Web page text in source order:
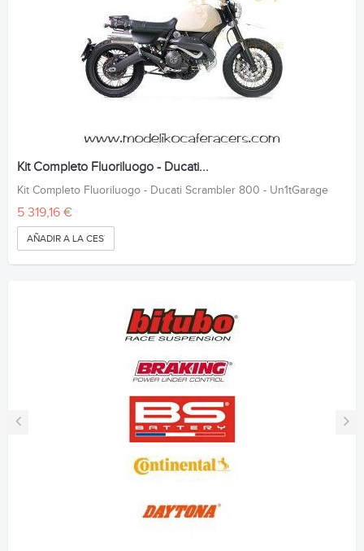
Kit Completo Fluoriluogo - Ducati...
Kit Completo Fluoriluogo - Ducati Scrambler 800 - Un1tGarage
5 319,16 €
AÑADIR A LA CESTA